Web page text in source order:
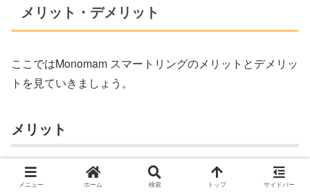
メリット・デメリット
ここではMonomam スマートリングのメリットとデメリッ
トを見ていきましょう。
メリット
◎ 装着感の優秀さ
メニュー ホーム 検索 トップ サイドバー